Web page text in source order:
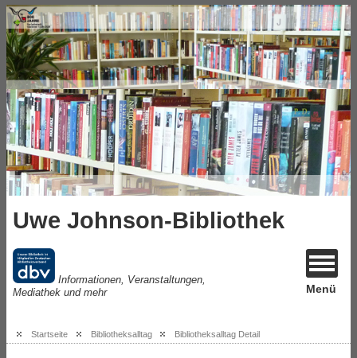
Uwe Johnson-Bibliothek
Informationen, Veranstaltungen,
Mediathek und mehr
Menü
Startseite Bibliotheksalltag Bibliotheksalltag Detail